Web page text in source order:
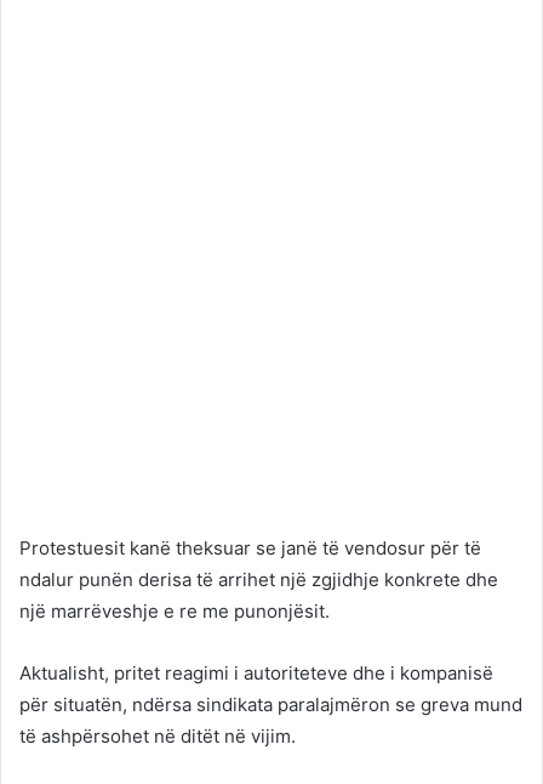
Protestuesit kanë theksuar se janë të vendosur për të
ndalur punën derisa të arrihet një zgjidhje konkrete dhe
një marrëveshje e re me punonjësit.
Aktualisht, pritet reagimi i autoriteteve dhe i kompanisë
për situatën, ndërsa sindikata paralajmëron se greva mund
të ashpërsohet në ditët në vijim.